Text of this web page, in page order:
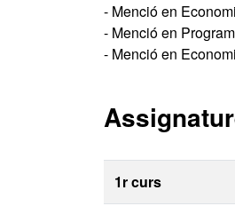
- Menció en
- Menció en
- Menció en
1r curs